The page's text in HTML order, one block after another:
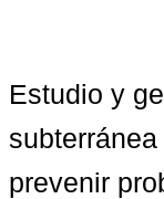
Estudio y
prevenir